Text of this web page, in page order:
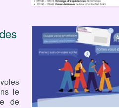
le
de